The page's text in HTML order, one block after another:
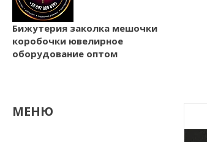
Бижутерия заколка мешочки
коробочки ювелирное
оборудование оптом